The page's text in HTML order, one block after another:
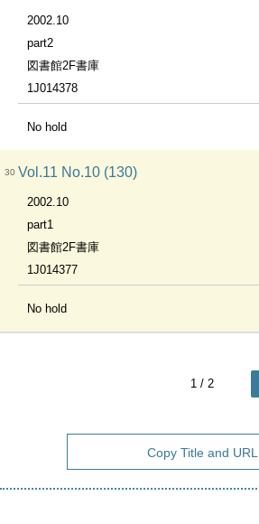
2002.10
part2
図書館2F書庫
1J014378
No hold
30 Vol.11 No.10 (130)
2002.10
part1
図書館2F書庫
1J014377
No hold
1 / 2
Copy Title and URL